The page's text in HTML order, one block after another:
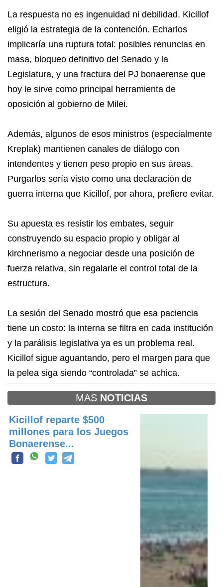
La respuesta no es ingenuidad ni debilidad. Kicillof
eligió la estrategia de la contención. Echarlos
implicaría una ruptura total: posibles renuncias en
masa, bloqueo definitivo del Senado y la
Legislatura, y una fractura del PJ bonaerense que
hoy le sirve como principal herramienta de
oposición al gobierno de Milei.
Además, algunos de esos ministros (especialmente
Kreplak) mantienen canales de diálogo con
intendentes y tienen peso propio en sus áreas.
Purgarlos sería visto como una declaración de
guerra interna que Kicillof, por ahora, prefiere evitar.
Su apuesta es resistir los embates, seguir
construyendo su espacio propio y obligar al
kirchnerismo a negociar desde una posición de
fuerza relativa, sin regalarle el control total de la
estructura.
La sesión del Senado mostró que esa paciencia
tiene un costo: la interna se filtra en cada institución
y la parálisis legislativa ya es un problema real.
Kicillof sigue aguantando, pero el margen para que
la pelea siga siendo “controlada” se achica.
MAS NOTICIAS
Kicillof reparte $500
millones para los Juegos
Bonaerense...